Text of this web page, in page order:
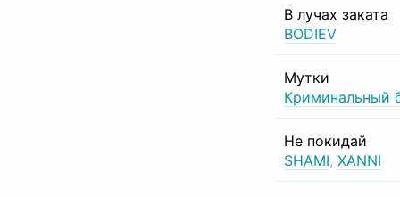
В лучах заката
BODIEV
Мутки
Криминальный
Не покидай
SHAMI, XANNI